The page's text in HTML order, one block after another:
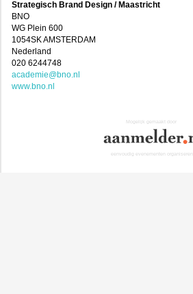
Strategisch Brand Design / Maastricht
BNO
WG Plein 600
1054SK AMSTERDAM
Nederland
020 6244748
academie@bno.nl
www.bno.nl
Mogelijk gemaakt door
eenvoudig evenementen organiseren